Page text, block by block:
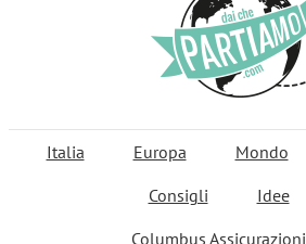
Italia Europa Mondo
Consigli
Idee
Columbus Assicurazioni